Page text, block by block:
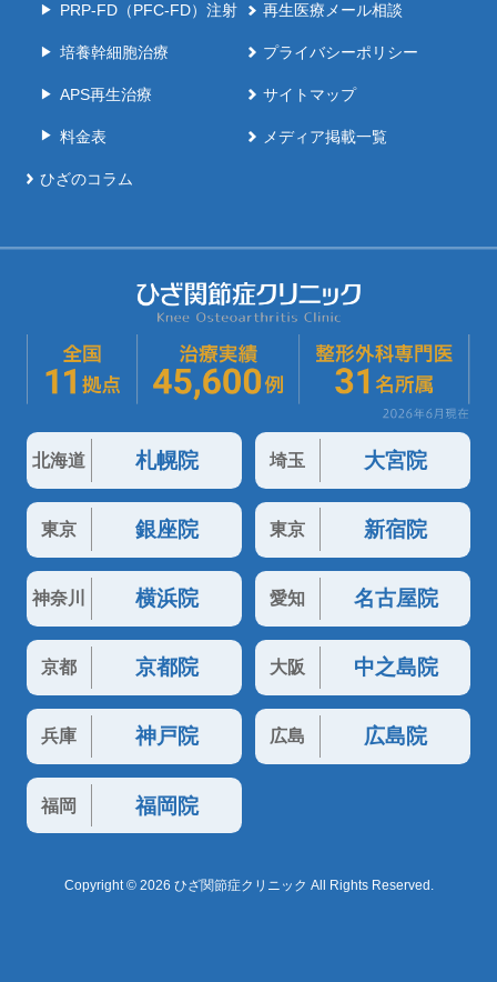
PRP-FD（PFC-FD）注射
培養幹細胞治療
APS再生治療
料金表
ひざのコラム
再生医療メール相談
プライバシーポリシー
サイトマップ
メディア掲載一覧
北海道 札幌院 埼玉 大宮院
東京 銀座院 東京 新宿院
神奈川 横浜院 愛知 名古屋院
京都 京都院 大阪 中之島院
兵庫 神戸院 広島 広島院
福岡 福岡院
Copyright © 2026 ひざ関節症クリニック All Rights Reserved.